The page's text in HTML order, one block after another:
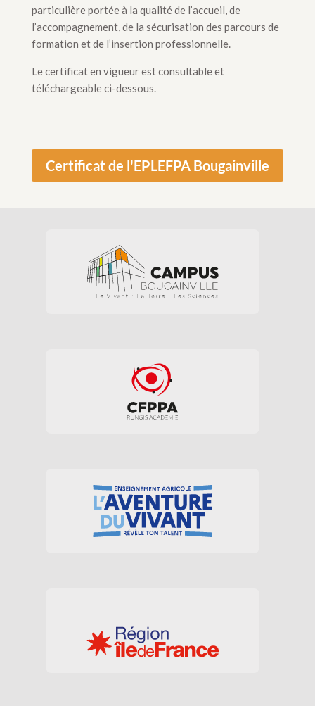
particulière portée à la qualité de l’accueil, de
l’accompagnement, de la sécurisation des parcours de
formation et de l’insertion professionnelle.
Le certificat en vigueur est consultable et
téléchargeable ci-dessous.
Certificat de l'EPLEFPA Bougainville